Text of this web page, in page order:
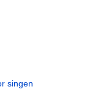
singen